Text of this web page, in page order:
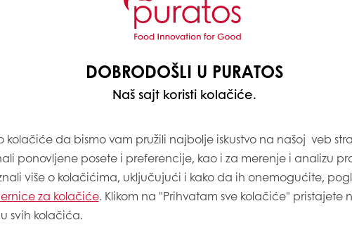
180
80
250
DOBRODOŠLI U PURATOS
Naš sajt koristi kolačiće.
kolačiće da bismo vam pružili najbolje iskustvo na našoj veb
ponovljene posete i preferencije, kao i za merenje i analizu
više o kolačićima, uključujući i kako da ih onemogućite,
za kolačiće. Klikom na "Prihvatam sve kolačiće" pristajete
svih kolačića.